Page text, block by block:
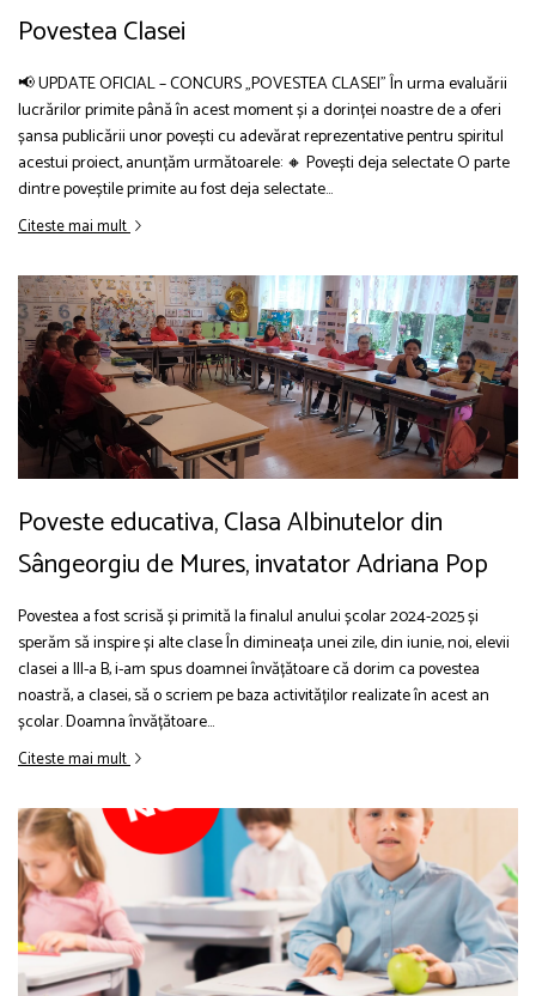
Povestea Clasei
📢 UPDATE OFICIAL – CONCURS „POVESTEA CLASEI” În urma evaluării
lucrărilor primite până în acest moment și a dorinței noastre de a oferi
șansa publicării unor povești cu adevărat reprezentative pentru spiritul
acestui proiect, anunțăm următoarele: 🔸 Povești deja selectate O parte
dintre poveștile primite au fost deja selectate...
Citeste mai mult
Poveste educativa, Clasa Albinutelor din
Sângeorgiu de Mures, invatator Adriana Pop
Povestea a fost scrisă și primită la finalul anului școlar 2024-2025 și
sperăm să inspire și alte clase În dimineața unei zile, din iunie, noi, elevii
clasei a III-a B, i-am spus doamnei învățătoare că dorim ca povestea
noastră, a clasei, să o scriem pe baza activităților realizate în acest an
școlar. Doamna învățătoare...
Citeste mai mult